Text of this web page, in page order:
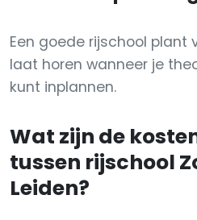
Een goede rijschool plant
laat horen wanneer je
kunt inplannen.
Wat zijn de
tussen rijschool
Leiden?